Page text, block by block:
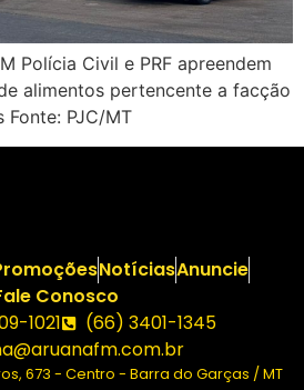
Polícia Civil e PRF apreendem
alimentos pertencente a facção
Fonte: PJC/MT
NotíciasAnuncie
Conosco
1021
(66) 3401-1345
673 - Centro - Barra do Garças / MT